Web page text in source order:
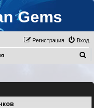
Gems
Вход
Регистрация